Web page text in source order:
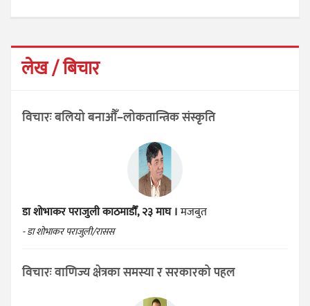
लेख / बिचार
विचारः बलियो बनाऔँ–लोकतान्त्रिक संस्कृति
डा शोभाकर पराजुलीकाठमाडौँ, २३ माघ ।मजबुत
- डा शोभाकर पराजुली/रासस
विचारः वाणिज्य क्षेत्रका समस्या र सरकारको पहल